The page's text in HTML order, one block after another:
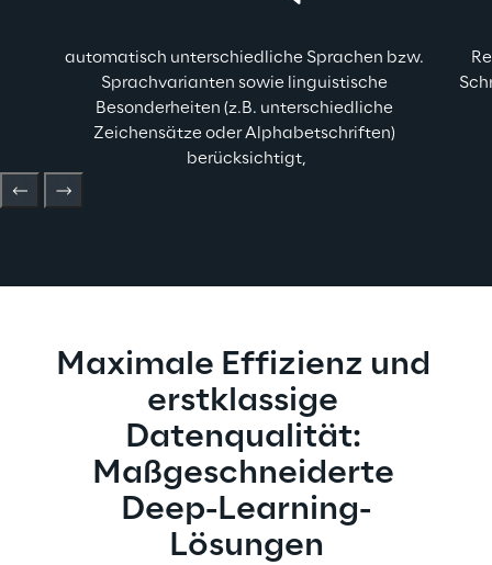
automatisch unterschiedliche Sprachen bzw.
Sprachvarianten sowie linguistische
Besonderheiten (z.B. unterschiedliche
Zeichensätze oder Alphabetschriften)
berücksichtigt,
Maximale Effizienz und
erstklassige
Datenqualität:
Maßgeschneiderte
Deep-Learning-
Lösungen